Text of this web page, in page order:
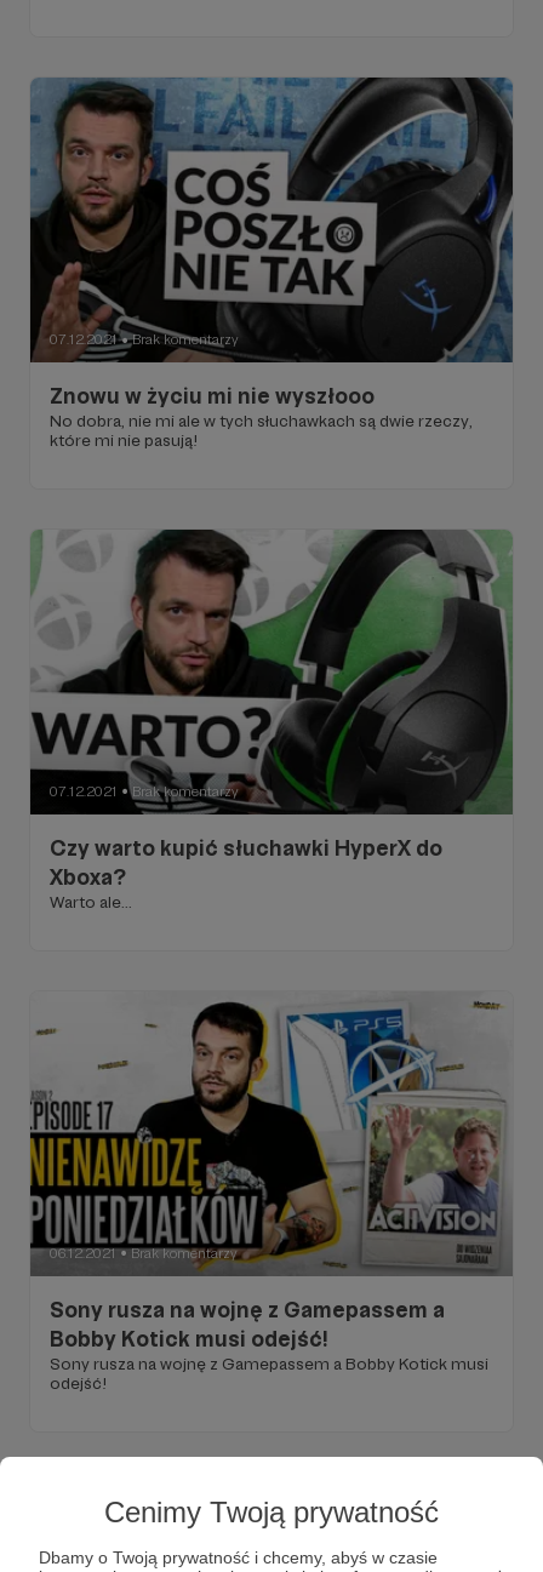
Cenimy Twoją prywatność
Dbamy o Twoją prywatność i chcemy, abyś w czasie
07.12.2021 ● Brak komentarzy
Znowu w życiu mi nie wyszłooo
No dobra, nie mi ale w tych słuchawkach są dwie rzeczy,
które mi nie pasują!
07.12.2021 ● Brak komentarzy
Czy warto kupić słuchawki HyperX do
Xboxa?
Warto ale...
06.12.2021 ● Brak komentarzy
Sony rusza na wojnę z Gamepassem a
Bobby Kotick musi odejść!
Sony rusza na wojnę z Gamepassem a Bobby Kotick musi
odejść!